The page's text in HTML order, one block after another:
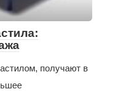
получают в